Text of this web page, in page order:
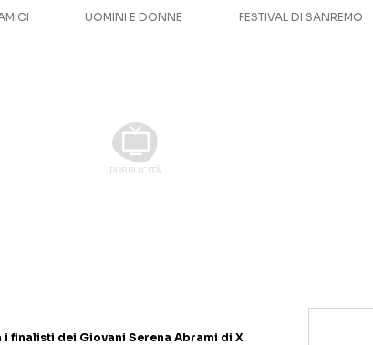
TV
SERIE TV
UOMINI E DONNE FESTIVAL DI SANREMO
i finalisti dei Giovani Serena Abrami di X